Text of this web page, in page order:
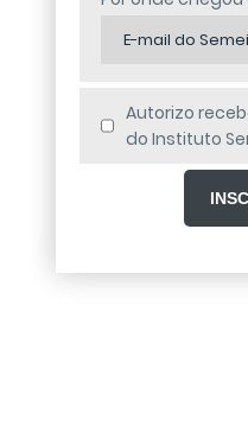
Autorizo
do Instituto